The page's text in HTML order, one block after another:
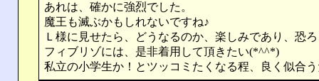
あれは、確かに強烈でした。
魔王も滅ぶかもしれないですね♪
Ｌ様に見せたら、どうなるのか、楽しみであり、
フィブリゾには、是非着用して頂きたい(*^^*)
私立の小学生か！とツッコミたくなる程、良く似合